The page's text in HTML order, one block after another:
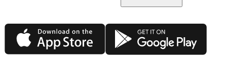
App Store Google Play